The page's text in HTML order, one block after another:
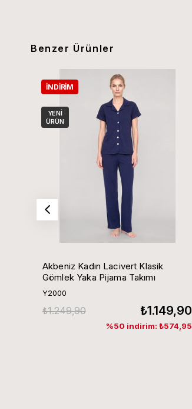
Benzer Ürünler
Akbeniz Kadın Lacivert Klasik
Gömlek Yaka Pijama Takımı
Y2000
₺1.149,90
₺1.249,90
%50 indirim: ₺574,95
İNDIRIM
YENI
ÜRÜN